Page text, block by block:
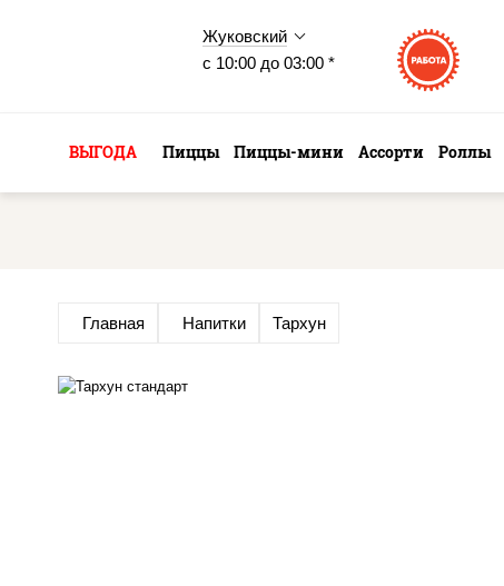
Жуковский
с 10:00 до 03:00 *
ВЫГОДА Пиццы Пиццы-мини Ассорти Роллы
Главная Напитки Тархун